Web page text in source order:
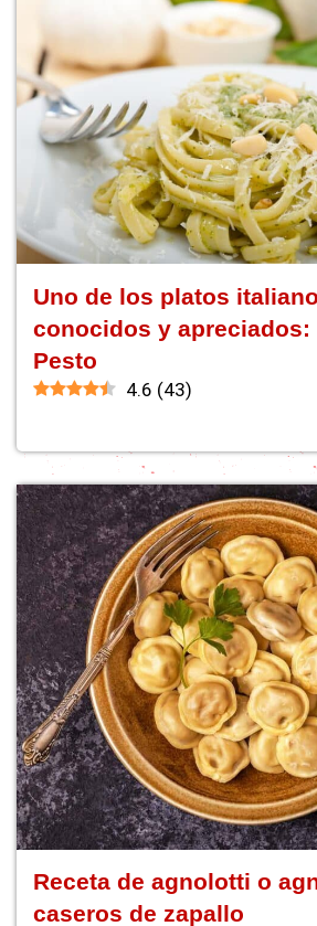
Uno de los platos
conocidos y apreciados:
Pesto
4.6 (43)
Receta de agnolotti o
caseros de zapallo